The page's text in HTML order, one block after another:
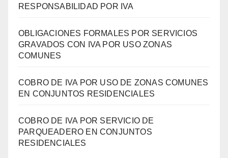
RESPONSABILIDAD POR IVA
OBLIGACIONES FORMALES POR SERVICIOS
GRAVADOS CON IVA POR USO ZONAS
COMUNES
COBRO DE IVA POR USO DE ZONAS COMUNES
EN CONJUNTOS RESIDENCIALES
COBRO DE IVA POR SERVICIO DE
PARQUEADERO EN CONJUNTOS
RESIDENCIALES